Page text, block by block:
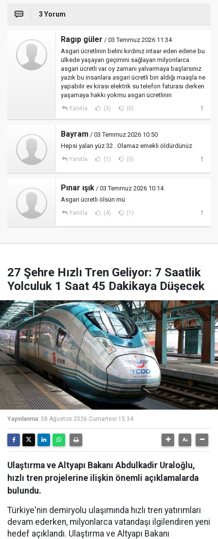
3 Yorum
Ragıp güler / 03 Temmuz 2026 11:34
Asgari ücretlinin belini kırdınız intaar eden edene bu
ülkede yaşayan geçimini sağlayan milyonlarca
asgari ücretli var oy zamanı yalvarmaya başlarsınız
yazık bu insanlara asgari ücretli biri aldığı maaşla ne
yapabilir ev kirası elektrik su telefon faturası derken
yaşamaya hakkı yokmu asgari ücretlinin
Yanıtla (3) (0)
Bayram / 03 Temmuz 2026 10:50
Hepsi yalan yüz 32 . Olamaz emekli öldürdünüz
Yanıtla (1) (0)
Pınar ışık / 03 Temmuz 2026 10:14
Asgari ücretli ölsün mü
Yanıtla (4) (1)
27 Şehre Hızlı Tren Geliyor: 7 Saatlik
Yolculuk 1 Saat 45 Dakikaya Düşecek
Yayınlanma: 08 Ağustos 2026 Cumartesi 15:34
Ulaştırma ve Altyapı Bakanı Abdulkadir Uraloğlu,
hızlı tren projelerine ilişkin önemli açıklamalarda
bulundu.
Türkiye'nin demiryolu ulaşımında hızlı tren yatırımları
devam ederken, milyonlarca vatandaşı ilgilendiren yeni
hedef açıklandı. Ulaştırma ve Altyapı Bakanı